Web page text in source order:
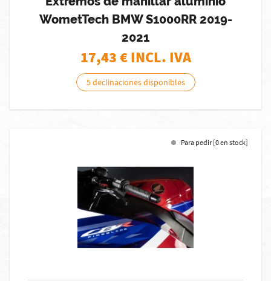
WometTech BMW S1000RR 2019-
2021
17,43€ INCL. IVA
5 declinaciones disponibles
Para pedir [0 en stock]